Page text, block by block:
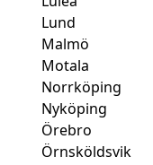
Lund
Malmö
Motala
Norrköping
Nyköping
Örebro
Örnsköldsvik